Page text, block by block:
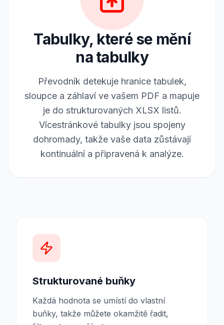
Tabulky, které se mění
na tabulky
Převodník detekuje hranice tabulek,
sloupce a záhlaví ve vašem PDF a mapuje
je do strukturovaných XLSX listů.
Vícestránkové tabulky jsou spojeny
dohromady, takže vaše data zůstávají
kontinuální a připravená k analýze.
Strukturované buňky
Každá hodnota se umístí do vlastní
buňky, takže můžete okamžitě řadit,